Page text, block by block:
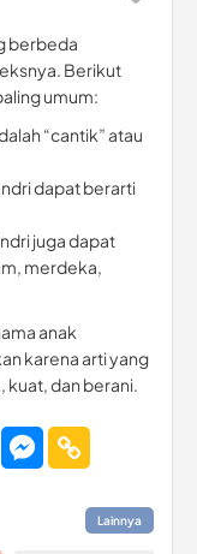
berbeda
Berikut
umum:
“cantik” atau
dapat berarti
juga dapat
merdeka,
anak
karena arti yang
kuat, dan berani.
Lainnya